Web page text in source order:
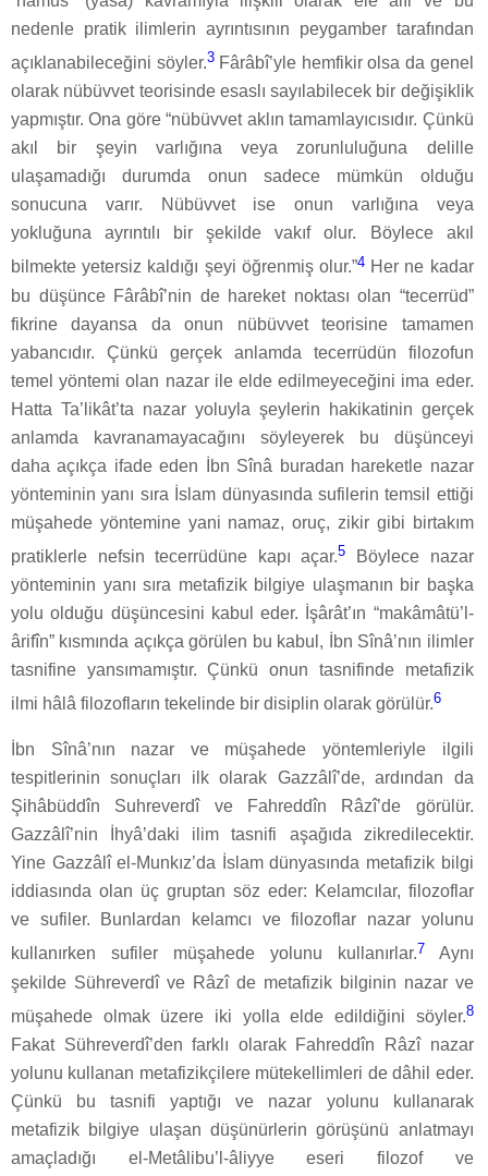
nedenle pratik ilimlerin ayrıntısının peygamber tarafından
açıklanabileceğini söyler.3Fârâbî’yle hemfikir olsa da genel
olarak nübüvvet teorisinde esaslı sayılabilecek bir değişiklik
yapmıştır. Ona göre “nübüvvet aklın tamamlayıcısıdır. Çünkü
akıl bir şeyin varlığına veya zorunluluğuna delille
ulaşamadığı durumda onun sadece mümkün olduğu
sonucuna varır. Nübüvvet ise onun varlığına veya
yokluğuna ayrıntılı bir şekilde vakıf olur. Böylece akıl
bilmekte yetersiz kaldığı şeyi öğrenmiş olur.”4 Her ne kadar
bu düşünce Fârâbî’nin de hareket noktası olan “tecerrüd”
fikrine dayansa da onun nübüvvet teorisine tamamen
yabancıdır. Çünkü gerçek anlamda tecerrüdün filozofun
temel yöntemi olan nazar ile elde edilmeyeceğini ima eder.
Hatta Ta’likât’ta nazar yoluyla şeylerin hakikatinin gerçek
anlamda kavranamayacağını söyleyerek bu düşünceyi
daha açıkça ifade eden İbn Sînâ buradan hareketle nazar
yönteminin yanı sıra İslam dünyasında sufilerin temsil ettiği
müşahede yöntemine yani namaz, oruç, zikir gibi birtakım
pratiklerle nefsin tecerrüdüne kapı açar.5 Böylece nazar
yönteminin yanı sıra metafizik bilgiye ulaşmanın bir başka
yolu olduğu düşüncesini kabul eder. İşârât’ın “makâmâtü’l-
ârifîn” kısmında açıkça görülen bu kabul, İbn Sînâ’nın ilimler
tasnifine yansımamıştır. Çünkü onun tasnifinde metafizik
ilmi hâlâ filozofların tekelinde bir disiplin olarak görülür.6
İbn Sînâ’nın nazar ve müşahede yöntemleriyle ilgili
tespitlerinin sonuçları ilk olarak Gazzâlî’de, ardından da
Şihâbüddîn Suhreverdî ve Fahreddîn Râzî’de görülür.
Gazzâlî’nin İhyâ’daki ilim tasnifi aşağıda zikredilecektir.
Yine Gazzâlî el-Munkız’da İslam dünyasında metafizik bilgi
iddiasında olan üç gruptan söz eder: Kelamcılar, filozoflar
ve sufiler. Bunlardan kelamcı ve filozoflar nazar yolunu
kullanırken sufiler müşahede yolunu kullanırlar.7 Aynı
şekilde Sühreverdî ve Râzî de metafizik bilginin nazar ve
müşahede olmak üzere iki yolla elde edildiğini söyler.8
Fakat Sühreverdî’den farklı olarak Fahreddîn Râzî nazar
yolunu kullanan metafizikçilere mütekellimleri de dâhil eder.
Çünkü bu tasnifi yaptığı ve nazar yolunu kullanarak
metafizik bilgiye ulaşan düşünürlerin görüşünü anlatmayı
amaçladığı el-Metâlibu’l-âliyye eseri filozof ve